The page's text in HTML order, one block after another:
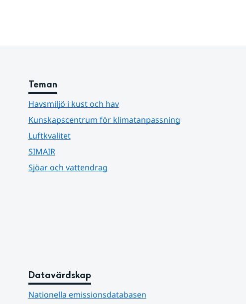
Teman
Havsmiljö i kust och hav
Kunskapscentrum för klimatanpassning
Luftkvalitet
SIMAIR
Sjöar och vattendrag
Datavärdskap
Nationella emissionsdatabasen